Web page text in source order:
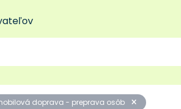
doprava - preprava osôb